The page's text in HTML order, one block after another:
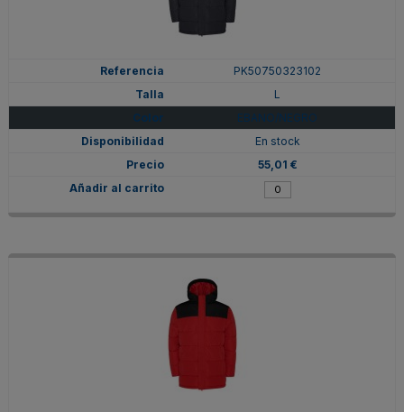
PK50750323102
L
EBANO/NEGRO
En stock
55,01 €